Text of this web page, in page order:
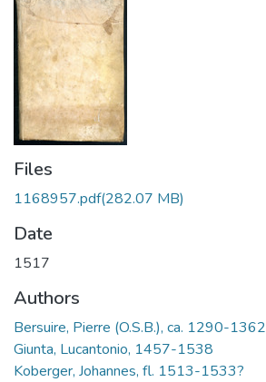
Files
1168957.pdf(282.07 MB)
Date
1517
Authors
Bersuire, Pierre (O.S.B.), ca. 1290-1362
Giunta, Lucantonio, 1457-1538
Koberger, Johannes, fl. 1513-1533?